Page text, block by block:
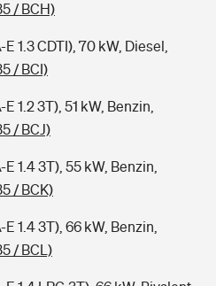
/ BCH)
1.3 CDTI), 70 kW, Diesel,
/ BCI)
1.2 3T), 51 kW, Benzin,
/ BCJ)
1.4 3T), 55 kW, Benzin,
/ BCK)
1.4 3T), 66 kW, Benzin,
/ BCL)